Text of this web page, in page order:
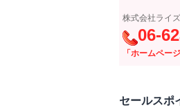
株式会社ライズ
06-
「ホームペー
セールスポ